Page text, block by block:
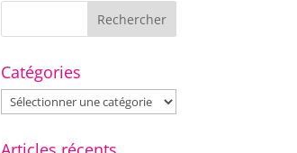
Catégories
Catégories